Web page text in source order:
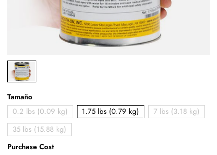
Tamaño
0.2 lbs (0.09 kg)
1.75 lbs (0.79 kg)
7 lbs (3.18 kg)
35 lbs (15.88 kg)
Purchase Cost